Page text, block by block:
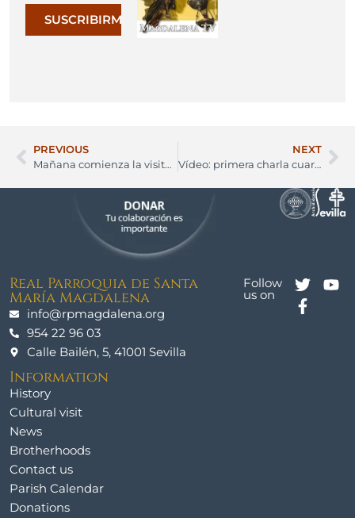
SUSCRIBIRME
PREVIOUS
Mañana comienza la visita pastoral del obispo auxiliar
NEXT
Vídeo: primera charla cuaresmal sobre los pecados capitales
Real Parroquia de Santa
María Magdalena
info@rpmagdalena.org
954 22 96 03
Calle Bailén, 5, 41001 Sevilla
Follow
us on
Information
History
Cultural visit
News
Brotherhoods
Contact us
Parish Calendar
Donations